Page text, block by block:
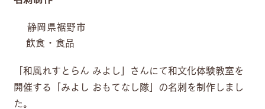
静岡県裾野市
飲食・食品
「和風れすとらん みよし」さんにて和文化体験教室を
開催する「みよし おもてなし隊」の名刺を制作しまし
た。